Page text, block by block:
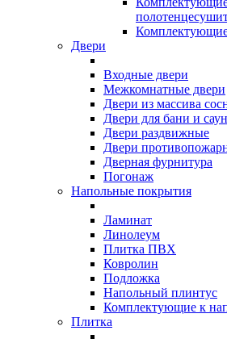
Комплектующие
Двери
Входные двери
Межкомнатные двери
Двери из массива
Двери для бани и саун
Двери раздвижные
Двери
Дверная фурнитура
Погонаж
Напольные покрытия
Ламинат
Линолеум
Плитка ПВХ
Ковролин
Подложка
Напольный плинтус
Комплектующие к
Плитка